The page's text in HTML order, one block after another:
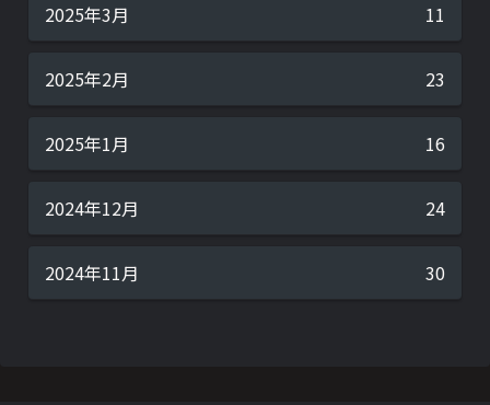
2025年3月 11
2025年2月 23
2025年1月 16
2024年12月 24
2024年11月 30